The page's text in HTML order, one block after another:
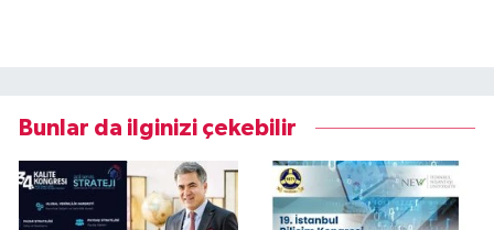
Bunlar da ilginizi çekebilir